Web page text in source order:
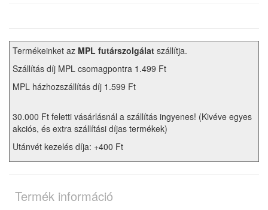
Termékeinket az MPL futárszolgálat szállítja.
Szállítás díj MPL csomagpontra 1.499 Ft
MPL házhozszállítás díj 1.599 Ft
30.000 Ft feletti vásárlásnál a szállítás ingyenes! (Kivéve egyes
akciós, és extra szállítási díjas termékek)
Utánvét kezelés díja: +400 Ft
Termék információ